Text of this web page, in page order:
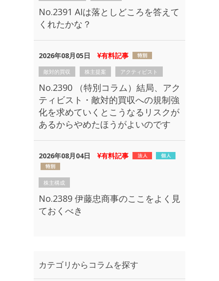
No.2391 AIは落としどころを答えて
くれたかな？
2026年08月05日 有料記事
敵対的買収 株主提案 アクティビスト
No.2390 （特別コラム）結局、アク
ティビスト・敵対的買収への規制強
化を求めていくとこうなるリスクが
あるからやめたほうがよいのです
2026年08月04日 有料記事
株主構成
No.2389 伊藤忠商事のここをよく見
ておくべき
カテゴリからコラムを探す